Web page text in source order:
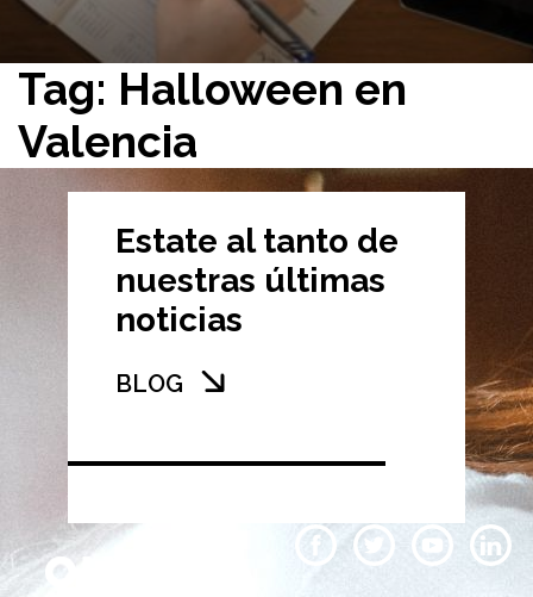
Tag: Halloween en
Valencia
Estate al tanto de
nuestras últimas
noticias
BLOG